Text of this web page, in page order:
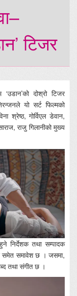
टिजर
दोश्रो टिजर
यो सर्ट फिल्मको
श्रेष्ठ, गोर्विएल डेवान,
राजु गिलानीको मुख्य
निर्देशक तथा सम्पादक
समेत समावेश छ । जसमा,
तथा संगीत छ ।